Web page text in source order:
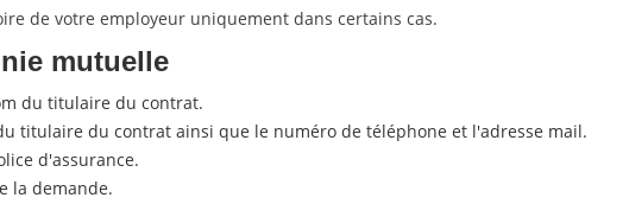
de votre employeur uniquement dans certains cas.
mutuelle
du titulaire du contrat.
titulaire du contrat ainsi que le numéro de téléphone et l'adresse mail.
d'assurance.
la demande.